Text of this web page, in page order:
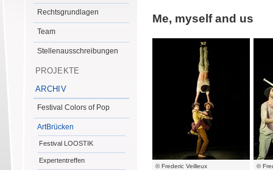
Rechtsgrundlagen
Team
Stellenausschreibungen
PROJEKTE
ARCHIV
Festival Colors of Pop
ArtBrücken
Festival LOOSTIK
Expertentreffen
Me, myself and us
© Frederic Veilleux ©